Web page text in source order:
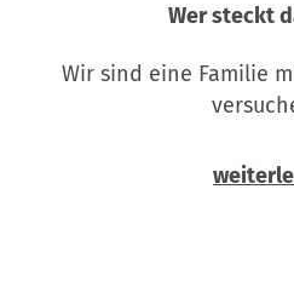
Wer steckt
Wir sind eine Familie